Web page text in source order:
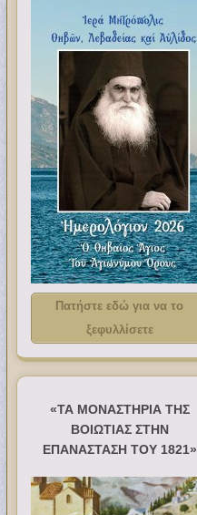
Πατήστε εδώ για να το
ξεφυλλίσετε
«ΤΑ ΜΟΝΑΣΤΗΡΙΑ ΤΗΣ
ΒΟΙΩΤΙΑΣ ΣΤΗΝ
ΕΠΑΝΑΣΤΑΣΗ ΤΟΥ 1821»